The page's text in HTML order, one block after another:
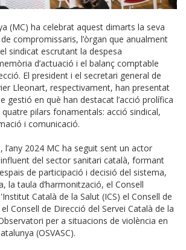
(MC) ha celebrat aquest dimarts la seva
compromissaris, l’òrgan que anualment
sindicat escrutant la despesa
d’actuació i el balanç comptable
El president i el secretari general de
Lleonart, respectivament, han presentat
gestió en què han destacat l’acció prolífica
quatre pilars fonamentals: acció sindical,
i comunicació.
l’any 2024 MC ha seguit sent un actor
del sector sanitari català, formant
de participació i decisió del sistema,
la taula d’harmonització, el Consell
Català de la Salut (ICS) el Consell de
Consell de Direcció del Servei Català de la
per a situacions de violència en
(OSVASC).